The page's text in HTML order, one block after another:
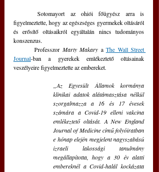
	Sotomayort az ohiói főügyész arra is
figyelmeztette, hogy az egészséges gyermekek oltásáról
és erősítő oltásaikról egyáltalán nincs tudományos
konszenzus.
	Professzor
Marty Makary a The Wall Street
Journal-ban a gyerekek emlékeztető oltásainak
veszélyeire figyelmeztette az embereket.
„Az Egyesült Államok kormánya
klinikai adatok alátámasztása nélkül
szorgalmazza a 16 és 17 évesek
számára a Covid-19 elleni vakcina
emlékeztető oltását. A New England
Journal of Medicine című folyóiratban
e hónap elején megjelent nagyszabású
izraeli lakossági tanulmány
megállapította, hogy a 30 év alatti
embereknél a Covid-halál kockázata